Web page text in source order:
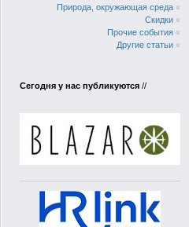
Природа, окружающая среда «
Скидки «
Прочие события «
Другие статьи «
Сегодня у нас публикуются //